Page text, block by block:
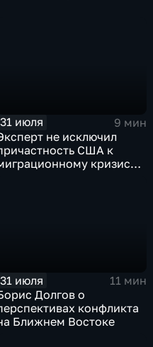
31 июля
9 мин
не исключил
США к
кризису в
31 июля
11 мин
Долгов о
конфликта
Ближнем Востоке